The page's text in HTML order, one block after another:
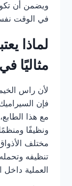
ويضمن أن تكون
في الوقت
لماذا
مثاليًا
لأن راس
فإن
مع هذا
ونظيفًا
مختلف
تنظيفه
العملية